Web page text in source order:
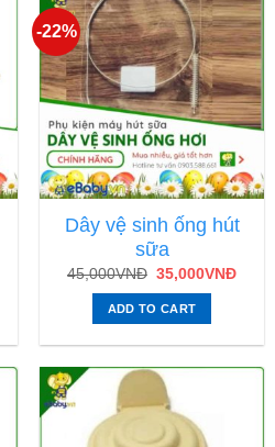
-22%
Dây vệ sinh ống hút
sữa
45,000VNĐ 35,000VNĐ
ADD TO CART